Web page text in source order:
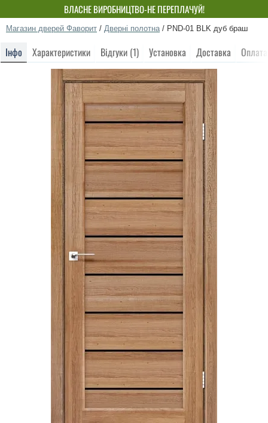
ВЛАСНЕ ВИРОБНИЦТВО-НЕ ПЕРЕПЛАЧУЙ!
Магазин дверей Фаворит / Дверні полотна / PND-01 BLK дуб браш
Інфо Характеристики Відгуки (1) Установка Доставка Оплата